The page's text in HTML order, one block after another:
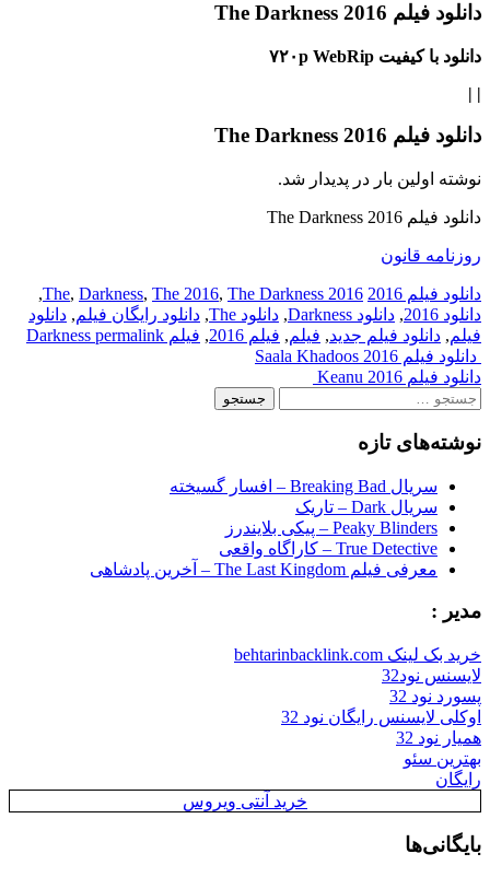
دانلود فیلم The Darkness 2016
دانلود با کیفیت ۷۲۰p WebRip
|
|
دانلود فیلم The Darkness 2016
نوشته اولین بار در پدیدار شد.
دانلود فیلم The Darkness 2016
روزنامه قانون
دانلود فیلم 2016 2016 The
, Darkness, The 2016, The Darkness
,
دانلود 2016
, دانلود Darkness , دانلود The , دانلود رایگان فیلم, دانلود
فیلم, دانلود فیلم جدید, فیلم, فیلم 2016 , فیلم Darkness permalink
Post
navigation
دانلود فیلم Saala Khadoos 2016
دانلود فیلم Keanu 2016
جستجو
نوشته‌های تازه
سریال Breaking Bad – افسار گسیخته
سریال Dark – تاریک
Peaky Blinders – پیکی بلایندرز
True Detective – کاراگاه واقعی
معرفی فیلم The Last Kingdom – آخرین پادشاهی
مدیر :
خرید بک لینک behtarinbacklink.com
لایسنس نود32
پسورد نود 32
اوکلی لایسنس رایگان نود 32
همیار نود 32
بهترین سئو
رایگان
خرید آنتی ویروس
بایگانی‌ها